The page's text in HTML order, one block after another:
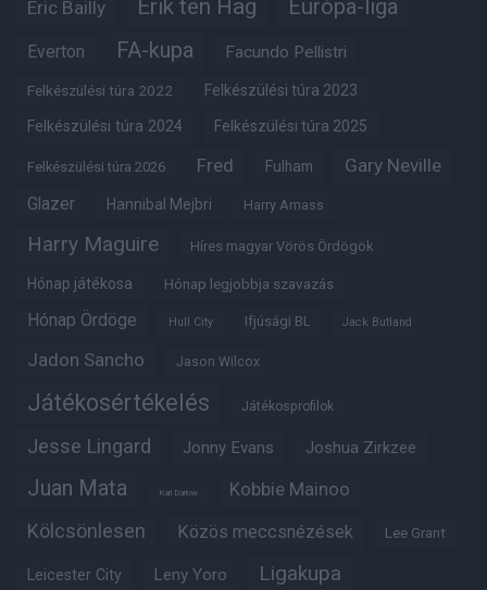
Eric Bailly Erik ten Hag Európa-liga
Everton FA-kupa Facundo Pellistri
Felkészülési túra 2022 Felkészülési túra 2023
Felkészülési túra 2024 Felkészülési túra 2025
Felkészülési túra 2026 Fred Fulham Gary Neville
Glazer Hannibal Mejbri Harry Amass
Harry Maguire Híres magyar Vörös Ördögök
Hónap játékosa Hónap legjobbja szavazás
Hónap Ördöge Hull City Ifjúsági BL Jack Butland
Jadon Sancho Jason Wilcox
Játékosértékelés Játékosprofilok
Jesse Lingard Jonny Evans Joshua Zirkzee
Juan Mata Karl Darlow Kobbie Mainoo
Kölcsönlesen Közös meccsnézések Lee Grant
Leicester City Leny Yoro Ligakupa